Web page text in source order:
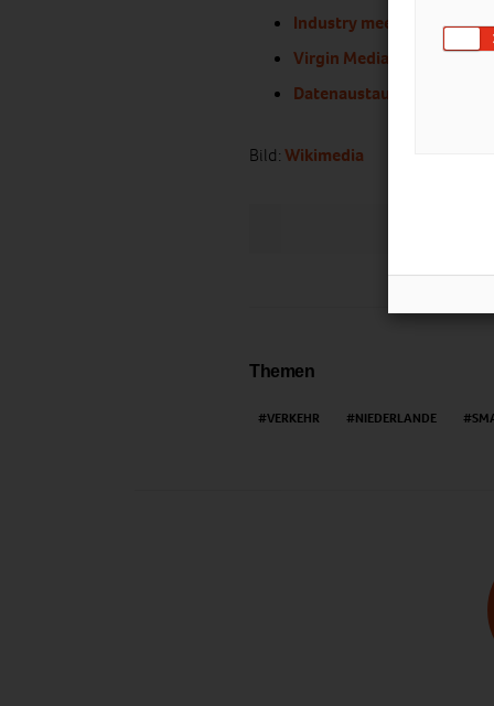
Industry meets Makers
Virgin Medias neue Wi-Fi
Datenaustausch gegen
Bild:Wikimedia
Themen
VERKEHR NIEDERLANDE